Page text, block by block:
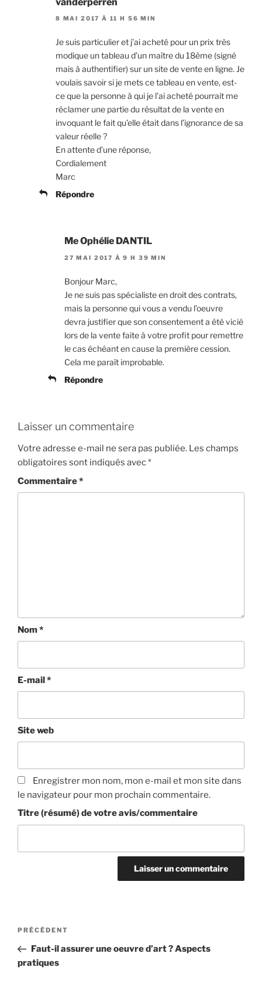
8 MAI 2017 À 11 H 56 MIN
Je suis particulier et j’ai acheté pour un prix très
modique un tableau d’un maître du 18ème (signé
mais à authentifier) sur un site de vente en ligne. Je
voulais savoir si je mets ce tableau en vente, est-
ce que la personne à qui je l’ai acheté pourrait me
réclamer une partie du résultat de la vente en
invoquant le fait qu’elle était dans l’ignorance de sa
valeur réelle ?
En attente d’une réponse,
Cordialement
Marc
Répondre
Me Ophélie DANTIL
27 MAI 2017 À 9 H 39 MIN
Bonjour Marc,
Je ne suis pas spécialiste en droit des contrats,
mais la personne qui vous a vendu l’oeuvre
devra justifier que son consentement a été vicié
lors de la vente faite à votre profit pour remettre
le cas échéant en cause la première cession.
Cela me paraît improbable.
Répondre
Laisser un commentaire
Votre adresse e-mail ne sera pas publiée. Les champs
obligatoires sont indiqués avec*
Commentaire*
Nom*
E-mail*
Site web
Enregistrer mon nom, mon e-mail et mon site dans
le navigateur pour mon prochain commentaire.
Titre (résumé) de votre avis/commentaire
Navigation
l’article
Article
précédent
PRÉCÉDENT
Faut-il assurer une oeuvre d’art ? Aspects
pratiques